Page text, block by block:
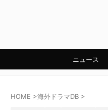
ニュース
HOME >海外ドラマDB >